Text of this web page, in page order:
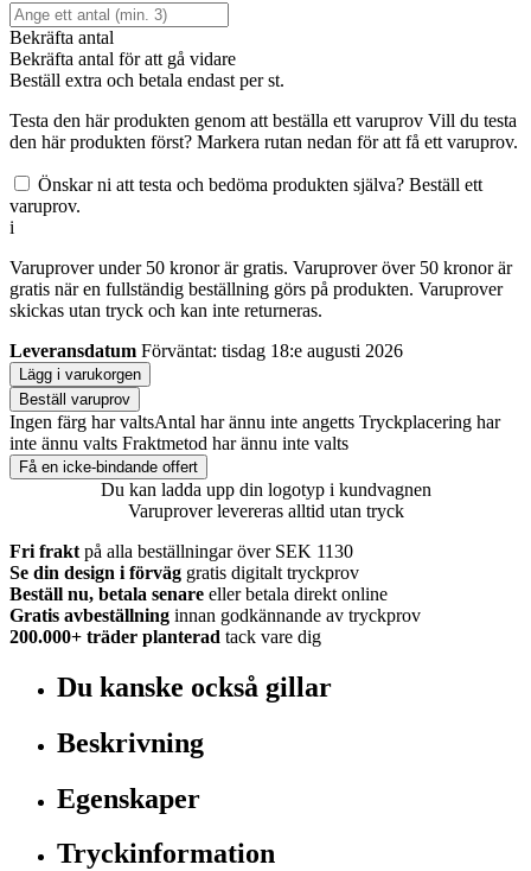
Bekräfta antal
Bekräfta antal för att gå vidare
Beställ extra och betala endast per st.
Testa den här produkten genom att beställa ett varuprov Vill du testa
den här produkten först? Markera rutan nedan för att få ett varuprov.
Önskar ni att testa och bedöma produkten själva? Beställ ett
varuprov.
i
Varuprover under 50 kronor är gratis. Varuprover över 50 kronor är
gratis när en fullständig beställning görs på produkten. Varuprover
skickas utan tryck och kan inte returneras.
Leveransdatum Förväntat: tisdag 18:e augusti 2026
Lägg i varukorgen
Beställ varuprov
Ingen färg har valtsAntal har ännu inte angetts Tryckplacering har
inte ännu valts Fraktmetod har ännu inte valts
Få en icke-bindande offert
Du kan ladda upp din logotyp i kundvagnen
Varuprover levereras alltid utan tryck
Fri frakt på alla beställningar över SEK 1130
Se din design i förväg gratis digitalt tryckprov
Beställ nu, betala senare eller betala direkt online
Gratis avbeställning innan godkännande av tryckprov
200.000+ träder planterad tack vare dig
Du kanske också gillar
Beskrivning
Egenskaper
Tryckinformation